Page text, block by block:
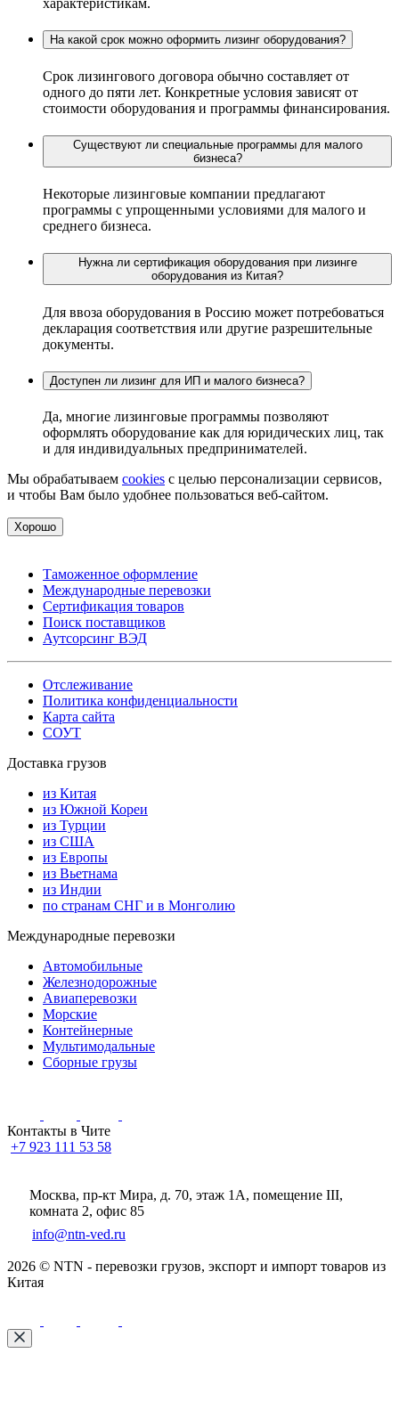
характеристикам.
На какой срок можно оформить лизинг оборудования?
Срок лизингового договора обычно составляет от
одного до пяти лет. Конкретные условия зависят от
стоимости оборудования и программы финансирования.
Существуют ли специальные программы для малого
бизнеса?
Некоторые лизинговые компании предлагают
программы с упрощенными условиями для малого и
среднего бизнеса.
Нужна ли сертификация оборудования при лизинге
оборудования из Китая?
Для ввоза оборудования в Россию может потребоваться
декларация соответствия или другие разрешительные
документы.
Доступен ли лизинг для ИП и малого бизнеса?
Да, многие лизинговые программы позволяют
оформлять оборудование как для юридических лиц, так
и для индивидуальных предпринимателей.
Мы обрабатываем cookies с целью персонализации сервисов,
и чтобы Вам было удобнее пользоваться веб-сайтом.
Хорошо
Таможенное оформление
Международные перевозки
Сертификация товаров
Поиск поставщиков
Аутсорсинг ВЭД
Отслеживание
Политика конфиденциальности
Карта сайта
СОУТ
Доставка грузов
из Китая
из Южной Кореи
из Турции
из США
из Европы
из Вьетнама
из Индии
по странам СНГ и в Монголию
Международные перевозки
Автомобильные
Железнодорожные
Авиаперевозки
Морские
Контейнерные
Мультимодальные
Сборные грузы
Контакты в Чите
+7 923 111 53 58
Москва, пр-кт Мира, д. 70, этаж 1А, помещение III,
комната 2, офис 85
info@ntn-ved.ru
2026 © NTN - перевозки грузов, экспорт и импорт товаров из
Китая